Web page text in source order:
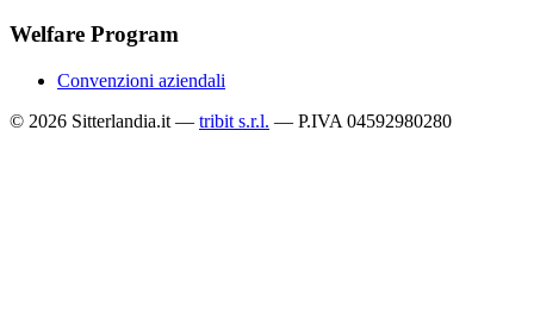
Welfare Program
Convenzioni aziendali
© 2026 Sitterlandia.it — tribit s.r.l. — P.IVA 04592980280